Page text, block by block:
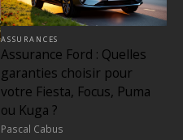
ASSURANCES
Assurance Ford : Quelles
garanties choisir pour
votre Fiesta, Focus, Puma
ou Kuga ?
Pascal Cabus